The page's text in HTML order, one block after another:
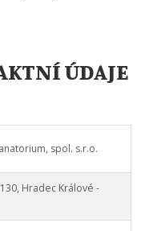
ÚDAJE
spol. s.r.o.
Hradec Králové -